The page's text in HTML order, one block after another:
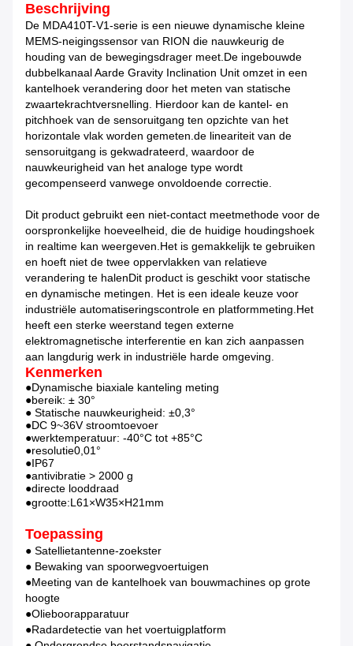
Beschrijving
De MDA410T-V1-serie is een nieuwe dynamische kleine
MEMS-neigingssensor van RION die nauwkeurig de
houding van de bewegingsdrager meet.De ingebouwde
dubbelkanaal Aarde Gravity Inclination Unit omzet in een
kantelhoek verandering door het meten van statische
zwaartekrachtversnelling. Hierdoor kan de kantel- en
pitchhoek van de sensoruitgang ten opzichte van het
horizontale vlak worden gemeten.de lineariteit van de
sensoruitgang is gekwadrateerd, waardoor de
nauwkeurigheid van het analoge type wordt
gecompenseerd vanwege onvoldoende correctie.
Dit product gebruikt een niet-contact meetmethode voor de
oorspronkelijke hoeveelheid, die de huidige houdingshoek
in realtime kan weergeven.Het is gemakkelijk te gebruiken
en hoeft niet de twee oppervlakken van relatieve
verandering te halenDit product is geschikt voor statische
en dynamische metingen. Het is een ideale keuze voor
industriële automatiseringscontrole en platformmeting.Het
heeft een sterke weerstand tegen externe
elektromagnetische interferentie en kan zich aanpassen
aan langdurig werk in industriële harde omgeving.
Kenmerken
●Dynamische biaxiale kanteling meting
●bereik: ± 30°
● Statische nauwkeurigheid: ±0,3°
●DC 9~36V stroomtoevoer
●werktemperatuur: -40°C tot +85°C
●resolutie0,01°
●IP67
●antivibratie > 2000 g
●directe looddraad
●grootte:L61×W35×H21mm
Toepassing
● Satellietantenne-zoekster
● Bewaking van spoorwegvoertuigen
●Meeting van de kantelhoek van bouwmachines op grote
hoogte
●Olieboorapparatuur
●Radardetectie van het voertuigplatform